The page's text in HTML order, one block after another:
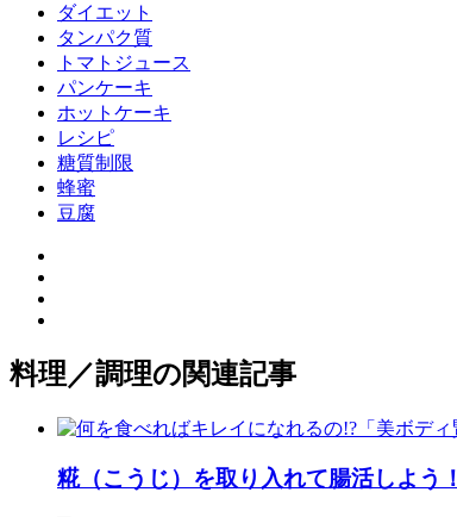
ダイエット
タンパク質
トマトジュース
パンケーキ
ホットケーキ
レシピ
糖質制限
蜂蜜
豆腐
料理／調理の関連記事
糀（こうじ）を取り入れて腸活しよう！